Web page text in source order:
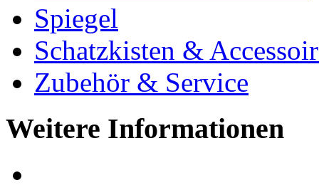
Spiegel
Schatzkisten &
Zubehör & Service
Weitere Informationen